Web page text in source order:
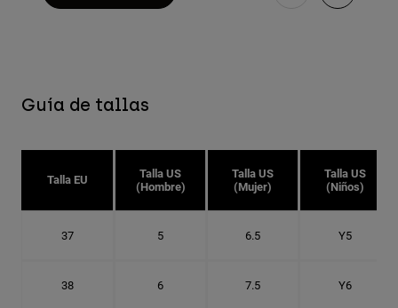
Guía de tallas
Talla EU
Talla US
(Hombre)
Talla US
(Mujer)
Talla US
(Niños)
37 5 6.5 Y5
38 6 7.5 Y6